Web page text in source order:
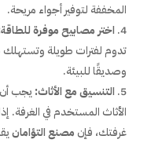
المخففة لتوفير أجواء مريحة.
اختر مصابيح موفرة
تدوم لفترات طويلة وتستهلك
وصديقًا للبيئة.
التنسيق مع الأثاث: يجب
الأثاث المستخدم في الغرفة.
غرفتك، فإن مصنع التؤامان